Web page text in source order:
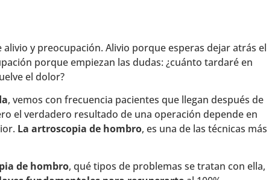
y preocupación. Alivio porque esperas dejar atrás el
porque empiezan las dudas: ¿cuánto tardaré en
el dolor?
, vemos con frecuencia pacientes que llegan después de
el verdadero resultado de una operación depende en
La artroscopia de hombro, es una de las técnicas más
de hombro, qué tipos de problemas se tratan con ella,